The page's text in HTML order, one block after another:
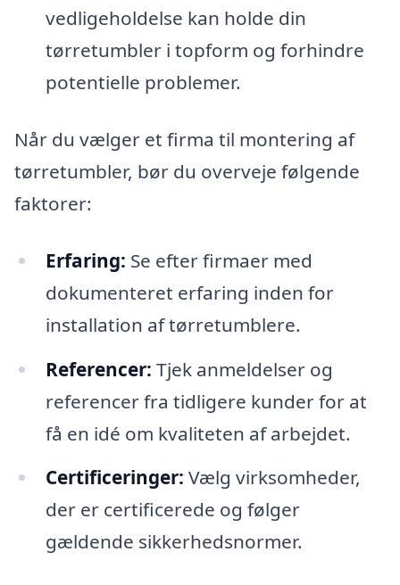
vedligeholdelse kan holde din
tørretumbler i topform og forhindre
potentielle problemer.
Når du vælger et firma til montering af
tørretumbler, bør du overveje følgende
faktorer:
Erfaring: Se efter firmaer med
dokumenteret erfaring inden for
installation af tørretumblere.
Referencer: Tjek anmeldelser og
referencer fra tidligere kunder for at
få en idé om kvaliteten af arbejdet.
Certificeringer: Vælg virksomheder,
der er certificerede og følger
gældende sikkerhedsnormer.